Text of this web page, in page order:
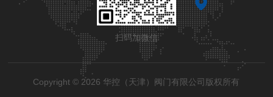
扫码加微信
Copyright © 2026 华控（天津）阀门有限公司版权所有